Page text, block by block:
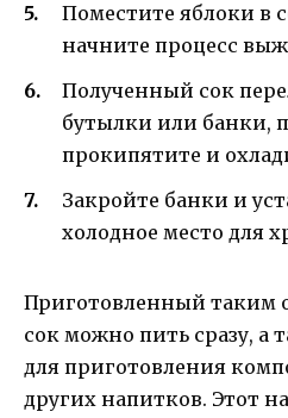
Поместите яблоки в
начните процесс
Полученный сок
бутылки или банки,
прокипятите и
Закройте банки и
холодное место для
Приготовленный таким
сок можно пить сразу, а
для приготовления
других напитков. Этот